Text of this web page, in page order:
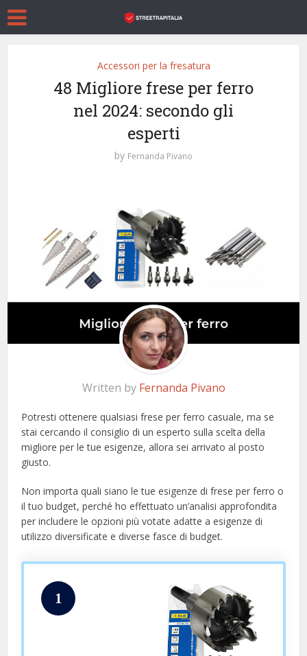
Accessori per la fresatura
48 Migliore frese per ferro
nel 2024: secondo gli
esperti
by Fernanda Pivano
Written by Fernanda Pivano
Potresti ottenere qualsiasi frese per ferro casuale, ma se
stai cercando il consiglio di un esperto sulla scelta della
migliore per le tue esigenze, allora sei arrivato al posto
giusto.
Non importa quali siano le tue esigenze di frese per ferro o
il tuo budget, perché ho effettuato un’analisi approfondita
per includere le opzioni più votate adatte a esigenze di
utilizzo diversificate e diverse fasce di budget.
1